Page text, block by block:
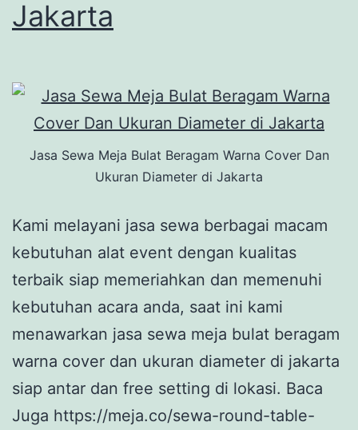
Jakarta
Jasa Sewa Meja Bulat Beragam Warna Cover Dan
Ukuran Diameter di Jakarta
Kami melayani jasa sewa berbagai macam
kebutuhan alat event dengan kualitas
terbaik siap memeriahkan dan memenuhi
kebutuhan acara anda, saat ini kami
menawarkan jasa sewa meja bulat beragam
warna cover dan ukuran diameter di jakarta
siap antar dan free setting di lokasi. Baca
Juga https://meja.co/sewa-round-table-